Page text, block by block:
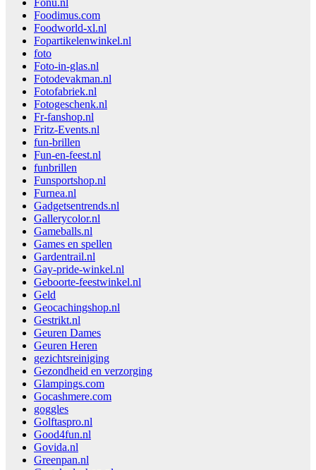
Fonu.nl
Foodimus.com
Foodworld-xl.nl
Fopartikelenwinkel.nl
foto
Foto-in-glas.nl
Fotodevakman.nl
Fotofabriek.nl
Fotogeschenk.nl
Fr-fanshop.nl
Fritz-Events.nl
fun-brillen
Fun-en-feest.nl
funbrillen
Funsportshop.nl
Furnea.nl
Gadgetsentrends.nl
Gallerycolor.nl
Gameballs.nl
Games en spellen
Gardentrail.nl
Gay-pride-winkel.nl
Geboorte-feestwinkel.nl
Geld
Geocachingshop.nl
Gestrikt.nl
Geuren Dames
Geuren Heren
gezichtsreiniging
Gezondheid en verzorging
Glampings.com
Gocashmere.com
goggles
Golftaspro.nl
Good4fun.nl
Govida.nl
Greenpan.nl